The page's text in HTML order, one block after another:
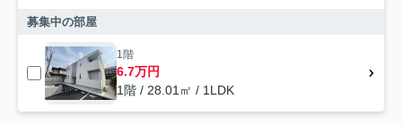
募集中の部屋
1階
6.7万円
1階 / 28.01㎡ / 1LDK